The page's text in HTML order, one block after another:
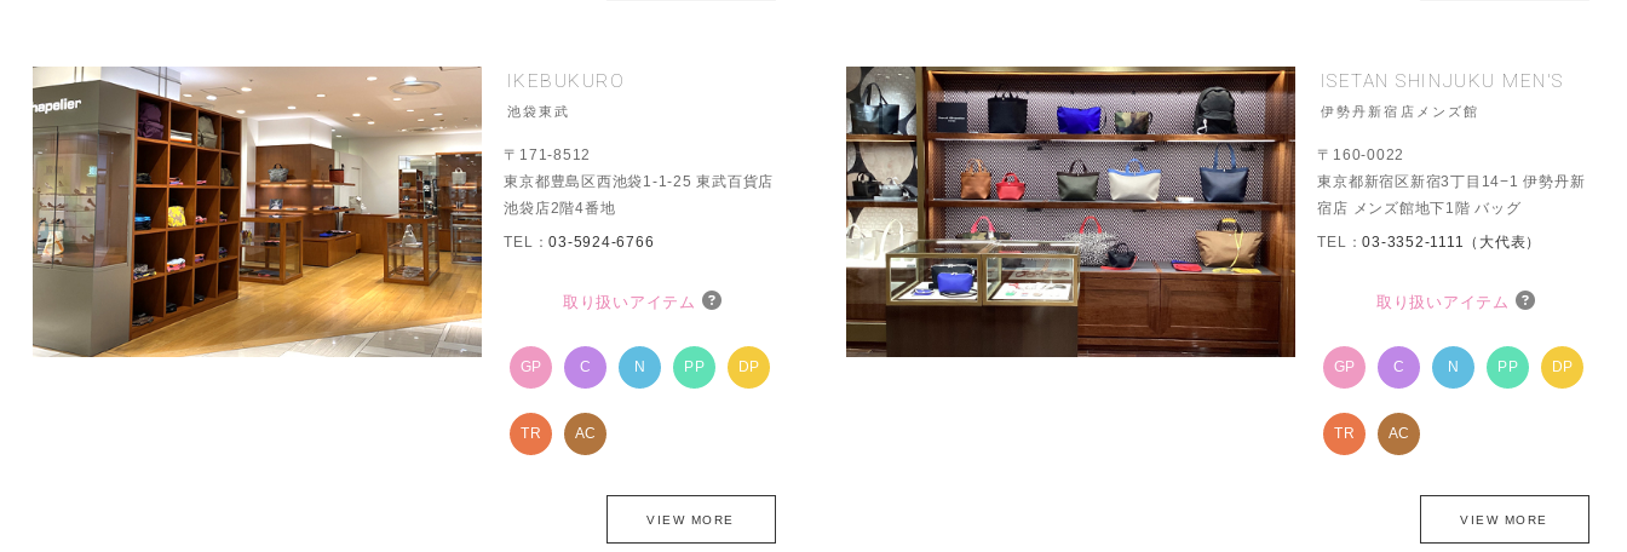
IKEBUKURO
池袋東武
〒171-8512
東京都豊島区西池袋1-1-25 東武百貨店
池袋店2階4番地
TEL：03-5924-6766
取り扱いアイテム
GP C N PP DP
TR AC
VIEW MORE
ISETAN SHINJUKU MEN'S
伊勢丹新宿店メンズ館
〒160-0022
東京都新宿区新宿3丁目14−1 伊勢丹新
宿店 メンズ館地下1階 バッグ
TEL：03-3352-1111（大代表）
取り扱いアイテム
GP C N PP DP
TR AC
VIEW MORE